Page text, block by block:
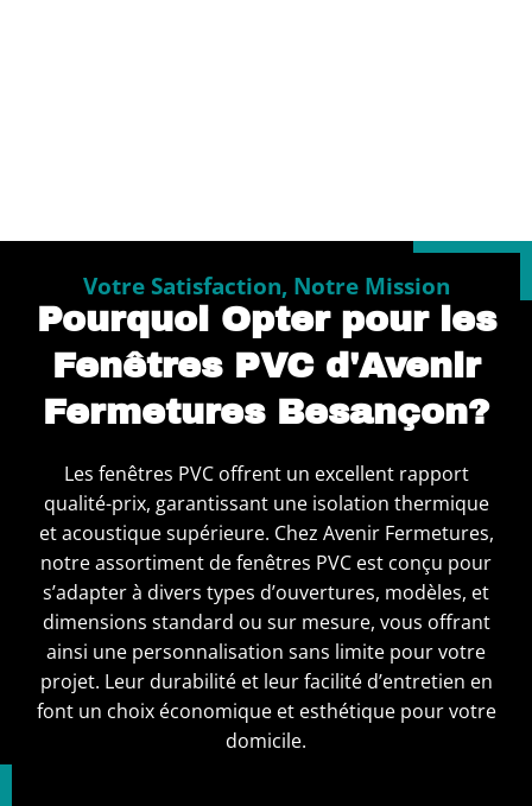
Votre Satisfaction, Notre Mission
Pourquoi Opter pour les
Fenêtres PVC d'Avenir
Fermetures Besançon?
Les fenêtres PVC offrent un excellent rapport
qualité-prix, garantissant une isolation thermique
et acoustique supérieure. Chez Avenir Fermetures,
notre assortiment de fenêtres PVC est conçu pour
s’adapter à divers types d’ouvertures, modèles, et
dimensions standard ou sur mesure, vous offrant
ainsi une personnalisation sans limite pour votre
projet. Leur durabilité et leur facilité d’entretien en
font un choix économique et esthétique pour votre
domicile.